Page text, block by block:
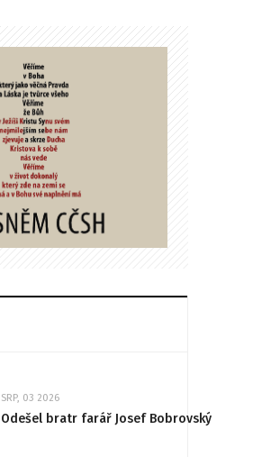
SRP, 03 2026
Odešel bratr farář Josef Bobrovský